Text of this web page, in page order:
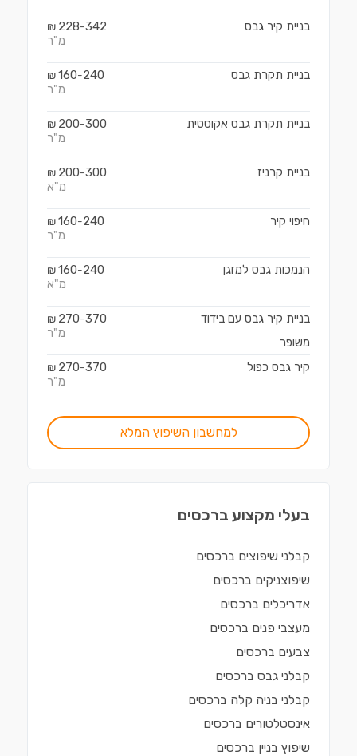
בניית קיר גבס 228-342
₪
מ"ר
בניית תקרת גבס 160-240
₪
מ"ר
בניית תקרת גבס אקוסטית 200-300
₪
מ"ר
בניית קרניז 200-300
₪
מ"א
חיפוי קיר 160-240
₪
מ"ר
הנמכות גבס למזגן 160-240
₪
מ"א
בניית קיר גבס עם בידוד
משופר
270-370
₪
מ"ר
קיר גבס כפול 270-370
₪
מ"ר
למחשבון השיפוץ המלא
בעלי מקצוע ברכסים
קבלני שיפוצים ברכסים
שיפוצניקים ברכסים
אדריכלים ברכסים
מעצבי פנים ברכסים
צבעים ברכסים
קבלני גבס ברכסים
קבלני בניה קלה ברכסים
אינסטלטורים ברכסים
שיפוץ בניין ברכסים